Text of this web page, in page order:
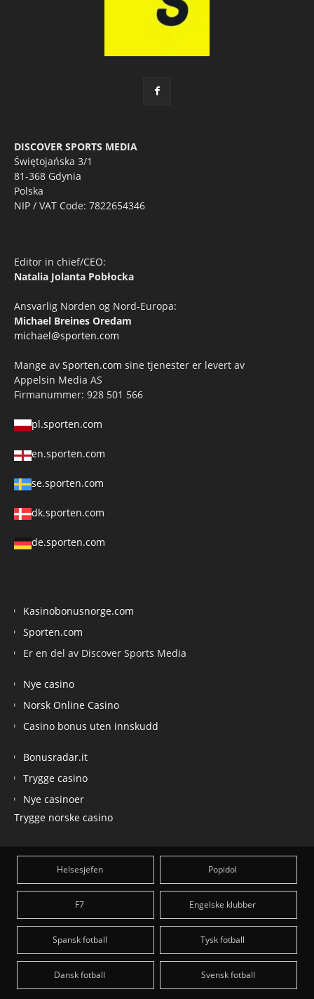
DISCOVER SPORTS MEDIA
Świętojańska 3/1
81-368 Gdynia
Polska
NIP / VAT Code: 7822654346
Editor in chief/CEO:
Natalia Jolanta Pobłocka
Ansvarlig Norden og Nord-Europa:
Michael Breines Oredam
michael@sporten.com
Mange av Sporten.com sine tjenester er levert av
Appelsin Media AS
Firmanummer: 928 501 566
pl.sporten.com
en.sporten.com
se.sporten.com
dk.sporten.com
de.sporten.com
Kasinobonusnorge.com
Sporten.com
Er en del av Discover Sports Media
Nye casino
Norsk Online Casino
Casino bonus uten innskudd
Bonusradar.it
Trygge casino
Nye casinoer
Trygge norske casino
Helsesjefen Popidol
F7 Engelske klubber
Spansk fotball Tysk fotball
Dansk fotball Svensk fotball